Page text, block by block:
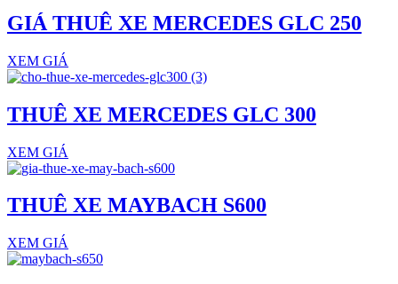
GIÁ THUÊ XE MERCEDES GLC 250
XEM GIÁ
THUÊ XE MERCEDES GLC 300
XEM GIÁ
THUÊ XE MAYBACH S600
XEM GIÁ